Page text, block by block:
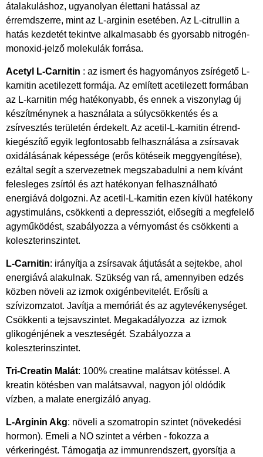
átalakuláshoz, ugyanolyan élettani hatással az
érremdszerre, mint az L-arginin esetében. Az L-citrullin a
hatás kezdetét tekintve alkalmasabb és gyorsabb nitrogén-
monoxid-jelző molekulák forrása.
Acetyl L-Carnitin : az ismert és hagyományos zsírégető L-
karnitin acetilezett formája. Az említett acetilezett formában
az L-karnitin még hatékonyabb, és ennek a viszonylag új
készítménynek a használata a súlycsökkentés és a
zsírvesztés területén érdekelt. Az acetil-L-karnitin étrend-
kiegészítő egyik legfontosabb felhasználása a zsírsavak
oxidálásának képessége (erős kötéseik meggyengítése),
ezáltal segít a szervezetnek megszabadulni a nem kívánt
felesleges zsírtól és azt hatékonyan felhasználható
energiává dolgozni. Az acetil-L-karnitin ezen kívül hatékony
agystimuláns, csökkenti a depressziót, elősegíti a megfelelő
agyműködést, szabályozza a vérnyomást és csökkenti a
koleszterinszintet.
L-Carnitin: irányítja a zsírsavak átjutását a sejtekbe, ahol
energiává alakulnak. Szükség van rá, amennyiben edzés
közben növeli az izmok oxigénbevitelét. Erősíti a
szívizomzatot. Javítja a memóriát és az agytevékenységet.
Csökkenti a tejsavszintet. Megakadályozza az izmok
glikogénjének a veszteségét. Szabályozza a
koleszterinszintet.
Tri-Creatin Malát: 100% creatine malátsav kötéssel. A
kreatin kötésben van malátsavval, nagyon jól oldódik
vízben, a malate energizáló anyag.
L-Arginin Akg: növeli a szomatropin szintet (növekedési
hormon). Emeli a NO szintet a vérben - fokozza a
vérkeringést. Támogatja az immunrendszert, gyorsítja a